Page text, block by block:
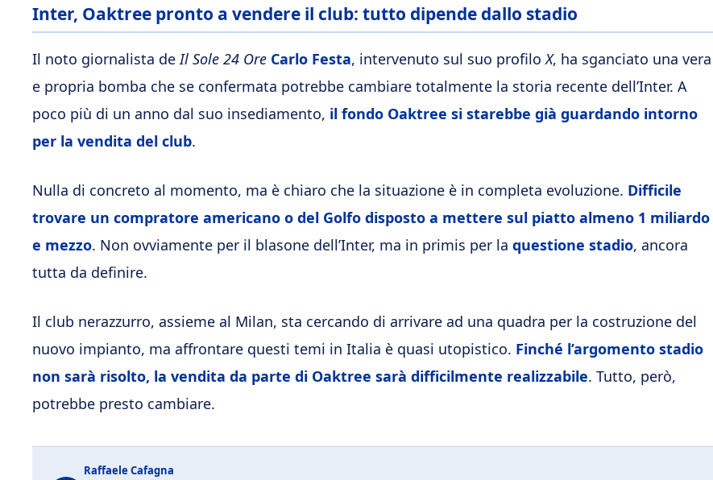
Inter, Oaktree pronto a vendere il club: tutto dipende dallo stadio
Il noto giornalista deIl Sole 24 Ore Carlo Festa, intervenuto sul suo profiloX, ha sganciato una vera
e propria bomba che se confermata potrebbe cambiare totalmente la storia recente dell’Inter. A
poco più di un anno dal suo insediamento, il fondo Oaktree si starebbe già guardando intorno
per la vendita del club.
Nulla di concreto al momento, ma è chiaro che la situazione è in completa evoluzione. Difficile
trovare un compratore americano o del Golfo disposto a mettere sul piatto almeno 1 miliardo
e mezzo. Non ovviamente per il blasone dell’Inter, ma in primis per la questione stadio, ancora
tutta da definire.
Il club nerazzurro, assieme al Milan, sta cercando di arrivare ad una quadra per la costruzione del
nuovo impianto, ma affrontare questi temi in Italia è quasi utopistico. Finché l’argomento stadio
non sarà risolto, la vendita da parte di Oaktree sarà difficilmente realizzabile. Tutto, però,
potrebbe presto cambiare.
Raffaele Cafagna